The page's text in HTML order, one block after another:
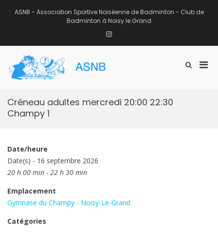
ASNB - Association Sportive Noiséenne de Badminton - Club de
Badminton à Noisy le Grand
Instagram
Afficher
Créneau adultes mercredi 20:00 22:30
Champy 1
Date/heure
Date(s) - 16 septembre 2026
20 h 00 min - 22 h 30 min
Emplacement
Gymnase du Champy - Noisy-Le-Grand
Catégories